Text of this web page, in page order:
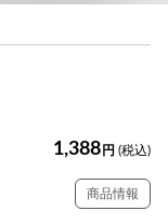
1,388 円 (税込)
商品情報